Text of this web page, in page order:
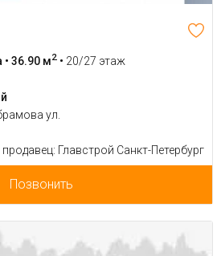
• 36.90 м2 • 20/27 этаж
ул.
продавец: Главстрой Санкт-Петербург
Позвонить